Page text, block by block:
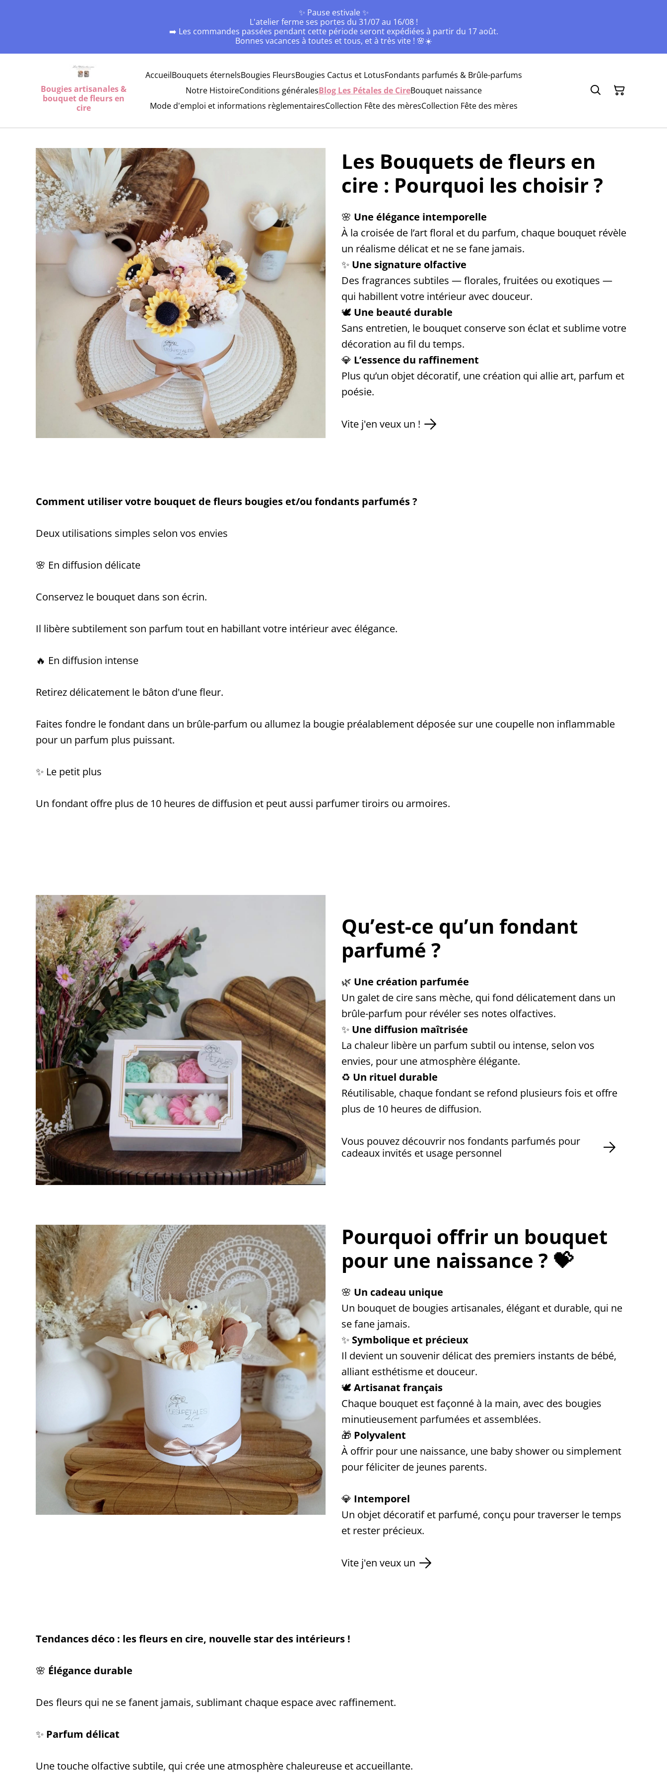
✨ Pause estivale ✨
L'atelier ferme ses portes du 31/07 au 16/08 !
➡️ Les commandes passées pendant cette période seront expédiées à partir du 17 août.
Bonnes vacances à toutes et tous, et à très vite ! 🌸☀️
Bougies artisanales &
bouquet de fleurs en
cire
AccueilBouquets éternelsBougies FleursBougies Cactus et LotusFondants parfumés & Brûle-parfums
Notre HistoireConditions généralesBlog Les Pétales de CireBouquet naissance
Mode d'emploi et informations règlementairesCollection Fête des mèresCollection Fête des mères
Les Bouquets de fleurs en
cire : Pourquoi les choisir ?
🌸 Une élégance intemporelle
À la croisée de l’art floral et du parfum, chaque bouquet révèle
un réalisme délicat et ne se fane jamais.
✨ Une signature olfactive
Des fragrances subtiles — florales, fruitées ou exotiques —
qui habillent votre intérieur avec douceur.
🕊️ Une beauté durable
Sans entretien, le bouquet conserve son éclat et sublime votre
décoration au fil du temps.
💎 L’essence du raffinement
Plus qu’un objet décoratif, une création qui allie art, parfum et
poésie.
Vite j'en veux un !
Comment utiliser votre bouquet de fleurs bougies et/ou fondants parfumés ?
Deux utilisations simples selon vos envies
🌸 En diffusion délicate
Conservez le bouquet dans son écrin.
Il libère subtilement son parfum tout en habillant votre intérieur avec élégance.
🔥 En diffusion intense
Retirez délicatement le bâton d'une fleur.
Faites fondre le fondant dans un brûle-parfum ou allumez la bougie préalablement déposée sur une coupelle non inflammable
pour un parfum plus puissant.
✨ Le petit plus
Un fondant offre plus de 10 heures de diffusion et peut aussi parfumer tiroirs ou armoires.
Qu’est-ce qu’un fondant
parfumé ?
🌿 Une création parfumée
Un galet de cire sans mèche, qui fond délicatement dans un
brûle-parfum pour révéler ses notes olfactives.
✨ Une diffusion maîtrisée
La chaleur libère un parfum subtil ou intense, selon vos
envies, pour une atmosphère élégante.
♻️ Un rituel durable
Réutilisable, chaque fondant se refond plusieurs fois et offre
plus de 10 heures de diffusion.
Vous pouvez découvrir nos fondants parfumés pour
cadeaux invités et usage personnel
Pourquoi offrir un bouquet
pour une naissance ? 💝
🌸 Un cadeau unique
Un bouquet de bougies artisanales, élégant et durable, qui ne
se fane jamais.
✨ Symbolique et précieux
Il devient un souvenir délicat des premiers instants de bébé,
alliant esthétisme et douceur.
🕊️Artisanat français
Chaque bouquet est façonné à la main, avec des bougies
minutieusement parfumées et assemblées.
🎁 Polyvalent
À offrir pour une naissance, une baby shower ou simplement
pour féliciter de jeunes parents.
💎 Intemporel
Un objet décoratif et parfumé, conçu pour traverser le temps
et rester précieux.
Vite j'en veux un
Tendances déco : les fleurs en cire, nouvelle star des intérieurs !
🌸 Élégance durable
Des fleurs qui ne se fanent jamais, sublimant chaque espace avec raffinement.
✨ Parfum délicat
Une touche olfactive subtile, qui crée une atmosphère chaleureuse et accueillante.